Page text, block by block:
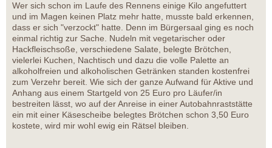
Wer sich schon im Laufe des Rennens einige Kilo angefuttert
und im Magen keinen Platz mehr hatte, musste bald erkennen,
dass er sich "verzockt" hatte. Denn im Bürgersaal ging es noch
einmal richtig zur Sache. Nudeln mit vegetarischer oder
Hackfleischsoße, verschiedene Salate, belegte Brötchen,
vielerlei Kuchen, Nachtisch und dazu die volle Palette an
alkoholfreien und alkoholischen Getränken standen kostenfrei
zum Verzehr bereit. Wie sich der ganze Aufwand für Aktive und
Anhang aus einem Startgeld von 25 Euro pro Läufer/in
bestreiten lässt, wo auf der Anreise in einer Autobahnraststätte
ein mit einer Käsescheibe belegtes Brötchen schon 3,50 Euro
kostete, wird mir wohl ewig ein Rätsel bleiben.